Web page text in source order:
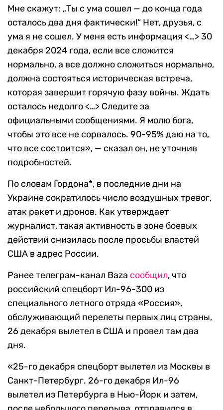
Мне скажут: „Ты с ума сошел — до конца года
осталось два дня фактически!“ Нет, друзья, с
ума я не сошел. У меня есть информация <…> 30
декабря 2024 года, если все сложится
нормально, а все должно сложиться нормально,
должна состояться историческая встреча,
которая завершит горячую фазу войны. Ждать
осталось недолго <…> Следите за
официальными сообщениями. Я молю бога,
чтобы это все не сорвалось. 90-95% даю на то,
что все состоится», — сказал он, не уточнив
подробностей.
По словам Гордона*, в последние дни на
Украине сократилось число воздушных тревог,
атак ракет и дронов. Как утверждает
журналист, такая активность в зоне боевых
действий снизилась после просьбы властей
США в адрес России.
Ранее телеграм-канал Baza сообщил, что
российский спецборт Ил-96-300 из
специального летного отряда «Россия»,
обслуживающий перелеты первых лиц страны,
26 декабря вылетел в США и провел там два
дня.
«25-го декабря спецборт вылетел из Москвы в
Санкт-Петербург. 26-го декабря Ил-96
вылетел из Петербурга в Нью-Йорк и затем,